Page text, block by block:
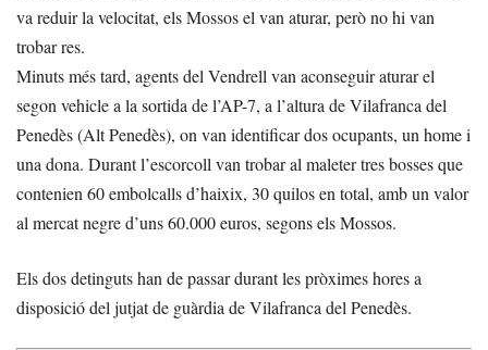
va reduir la velocitat, els Mossos el van aturar, però no hi van
trobar res.
Minuts més tard, agents del Vendrell van aconseguir aturar el
segon vehicle a la sortida de l’AP-7, a l’altura de Vilafranca del
Penedès (Alt Penedès), on van identificar dos ocupants, un home i
una dona. Durant l’escorcoll van trobar al maleter tres bosses que
contenien 60 embolcalls d’haixix, 30 quilos en total, amb un valor
al mercat negre d’uns 60.000 euros, segons els Mossos.
Els dos detinguts han de passar durant les pròximes hores a
disposició del jutjat de guàrdia de Vilafranca del Penedès.